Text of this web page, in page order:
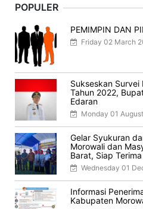
POPULER
PEMIMPIN DAN
Friday 02 March
Sukseskan Survei
Tahun 2022,
Edaran
Monday 01
Gelar Syukuran
Morowali dan
Barat, Siap
Wednesday 01
Informasi
Kabupaten